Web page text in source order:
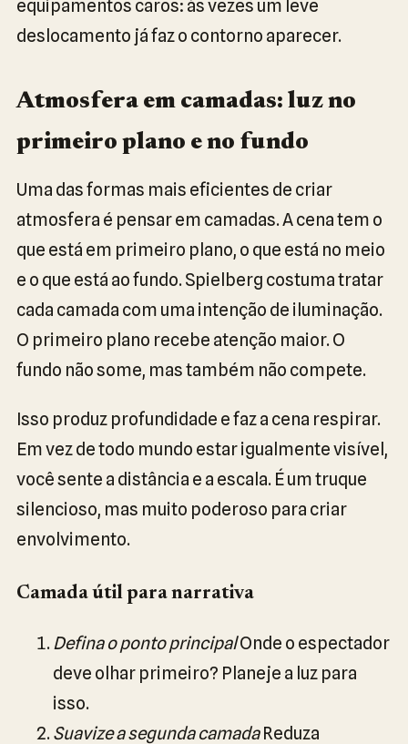
equipamentos caros: às vezes um leve
deslocamento já faz o contorno aparecer.
Atmosfera em camadas: luz no
primeiro plano e no fundo
Uma das formas mais eficientes de criar
atmosfera é pensar em camadas. A cena tem o
que está em primeiro plano, o que está no meio
e o que está ao fundo. Spielberg costuma tratar
cada camada com uma intenção de iluminação.
O primeiro plano recebe atenção maior. O
fundo não some, mas também não compete.
Isso produz profundidade e faz a cena respirar.
Em vez de todo mundo estar igualmente visível,
você sente a distância e a escala. É um truque
silencioso, mas muito poderoso para criar
envolvimento.
Camada útil para narrativa
Defina o ponto principalOnde o espectador
deve olhar primeiro? Planeje a luz para
isso.
Suavize a segunda camadaReduza